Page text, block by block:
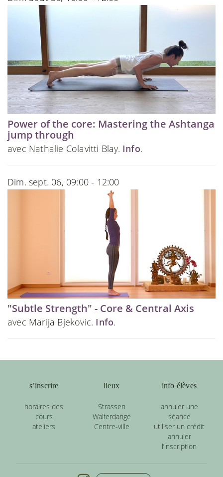
Power of the core: Mastering the Ashtanga
jump through
avec Nathalie Colavitti Blay. Info.
Dim. sept. 06, 09:00 - 12:00
"Subtle Strength" - Core & Central Axis
avec Marija Bjekovic. Info.
s’inscrire
horaires des
cours
ateliers
lieux
Strassen
Walferdange
Centre-ville
info élèves
annuler une
séance
utiliser un crédit
annuler
l’inscription